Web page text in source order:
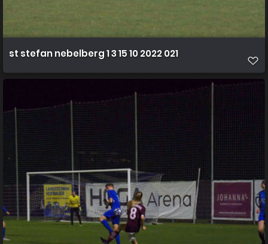
st stefan nebelberg 1 3 15 10 2022 021